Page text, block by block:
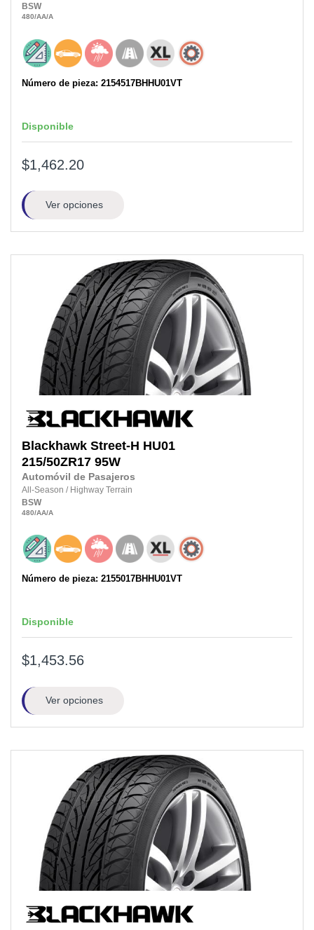
BSW
480/AA/A
Número de pieza: 2154517BHHU01VT
Disponible
$1,462.20
Ver opciones
Blackhawk Street-H HU01
215/50ZR17 95W
Automóvil de Pasajeros
All-Season / Highway Terrain
BSW
480/AA/A
Número de pieza: 2155017BHHU01VT
Disponible
$1,453.56
Ver opciones